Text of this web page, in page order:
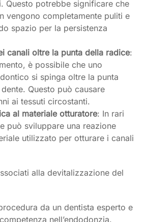
Questo potrebbe significare che
vengono completamente puliti e
spazio per la persistenza
canali oltre la punta della radice:
è possibile che uno
si spinga oltre la punta
Questo può causare
ai tessuti circostanti.
al materiale otturatore: In rari
può sviluppare una reazione
utilizzato per otturare i canali
alla devitalizzazione del
da un dentista esperto e
nell’endodonzia.